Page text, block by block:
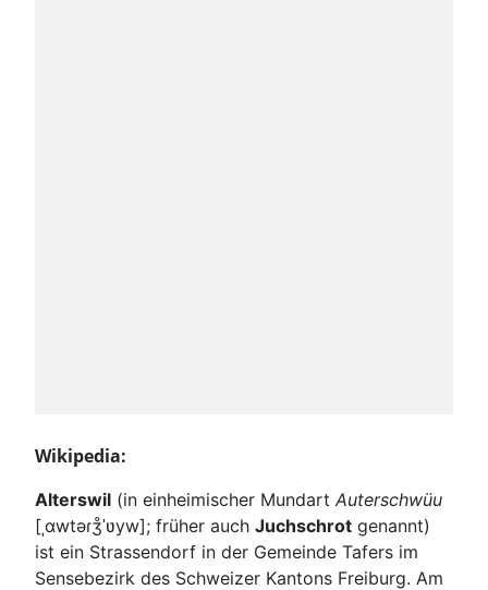
Wikipedia:
Alterswil (in einheimischer Mundart Auterschwüu
[ˌɑwtəɾʒ̊ˈʋyw]; früher auch Juchschrot genannt)
ist ein Strassendorf in der Gemeinde Tafers im
Sensebezirk des Schweizer Kantons Freiburg. Am